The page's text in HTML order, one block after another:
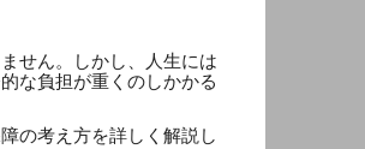
せん。しかし、人生には
な負担が重くのしかかる
の考え方を詳しく解説し